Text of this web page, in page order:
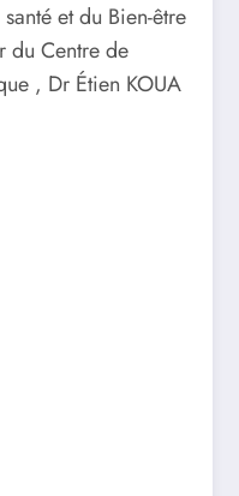
et du Bien-être
du Centre de
, Dr Étien KOUA